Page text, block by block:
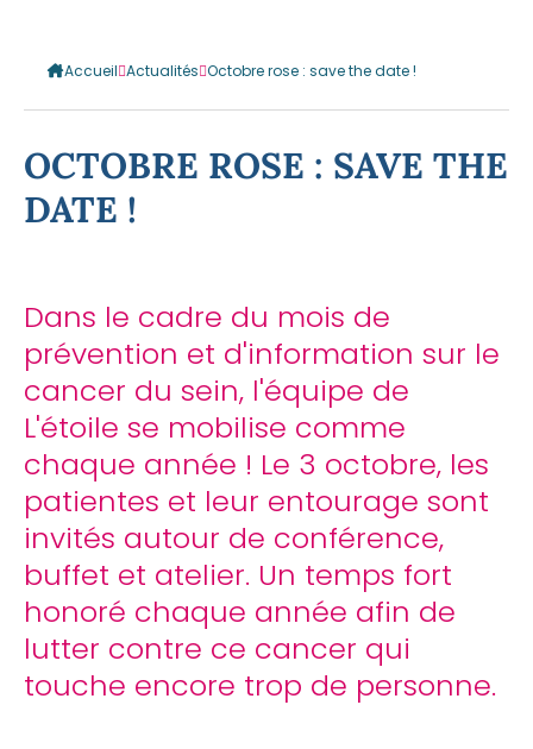
Accueil Actualités Octobre rose : save the date !
OCTOBRE ROSE : SAVE THE
DATE !
Dans le cadre du mois de
prévention et d'information sur le
cancer du sein, l'équipe de
L'étoile se mobilise comme
chaque année ! Le 3 octobre, les
patientes et leur entourage sont
invités autour de conférence,
buffet et atelier. Un temps fort
honoré chaque année afin de
lutter contre ce cancer qui
touche encore trop de personne.